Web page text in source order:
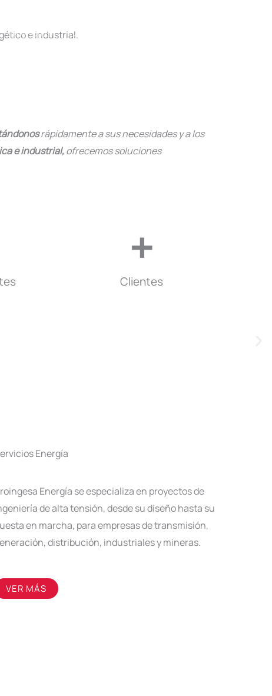
Proyectos Contacto
e industrial.
rápidamente a sus necesidades y a los
e industrial,ofrecemos soluciones
Clientes
+
Energía
Energía se especializa en proyectos de
de alta tensión, desde su diseño hasta su
en marcha, para empresas de transmisión,
distribución, industriales y mineras.
VER MÁS